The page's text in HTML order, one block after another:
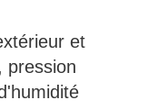
et
pression